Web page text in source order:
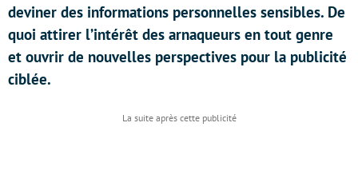
deviner des informations personnelles sensibles. De
quoi attirer l’intérêt des arnaqueurs en tout genre
et ouvrir de nouvelles perspectives pour la publicité
ciblée.